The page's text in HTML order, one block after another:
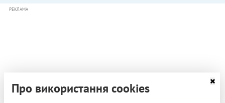
РЕКЛАМА
Про використання cookies